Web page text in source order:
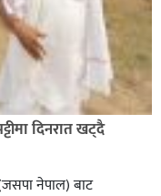
जनमत नेताद्वय
दिनरात खट्दै
(जसपा नेपाल) बाट